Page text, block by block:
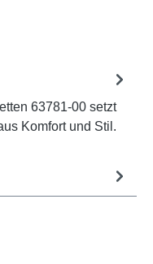
63781-00 setzt
Komfort und Stil.